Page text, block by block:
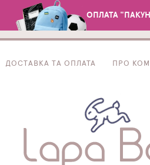
ОПЛАТА
ДОСТАВКА ТА ОПЛАТА ПРО